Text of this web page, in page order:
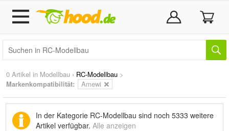
0 Artikel in Modellbau › RC-Modellbau >
Markenkompatibilität:
Amewi
In der Kategorie RC-Modellbau sind noch 5333 weitere
Artikel verfügbar. Alle anzeigen